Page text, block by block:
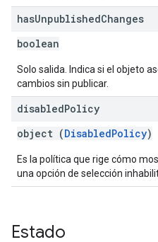
hasUnpublishedChanges
boolean
Solo salida. Indica si el objeto
cambios sin publicar.
disabledPolicy
object (DisabledPolicy)
Es la política que rige cómo
una opción de selección
Estado